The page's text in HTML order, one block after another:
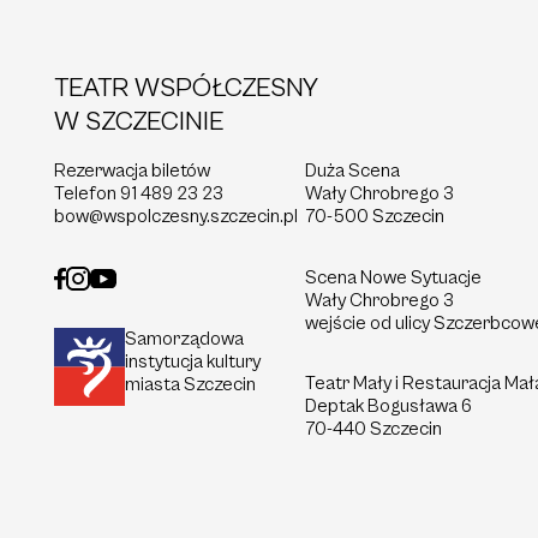
TEATR WSPÓŁCZESNY
W SZCZECINIE
Rezerwacja biletów
Telefon 91 489 23 23
bow@wspolczesny.szczecin.pl
Samorządowa
instytucja kultury
miasta Szczecin
Duża Scena
Wały Chrobrego 3
70-500 Szczecin
Scena Nowe Sytuacje
Wały Chrobrego 3
wejście od ulicy
Teatr Mały i Restauracja
Deptak Bogusława 6
70-440 Szczecin